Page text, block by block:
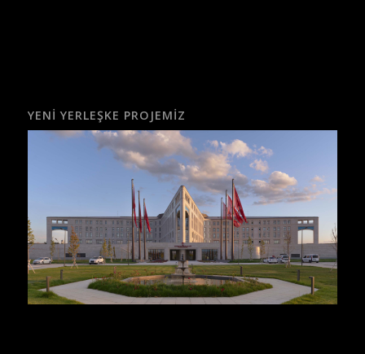
YENI YERLEŞKE PROJEMIZ